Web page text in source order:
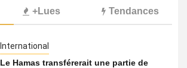
+Lues Tendances
International
Le Hamas transférerait une partie de